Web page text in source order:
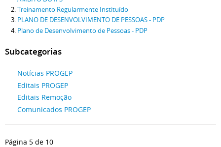
Treinamento Regularmente Instituído
PLANO DE DESENVOLVIMENTO DE PESSOAS - PDP
Plano de Desenvolvimento de Pessoas - PDP
Subcategorias
Notícias PROGEP
Editais PROGEP
Editais Remoção
Comunicados PROGEP
Página 5 de 10